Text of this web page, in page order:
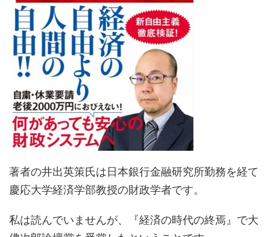
著者の井出英策氏は日本銀行金融研究所勤務を経て
慶応大学経済学部教授の財政学者です。
私は読んでいませんが、『経済の時代の終焉』で大